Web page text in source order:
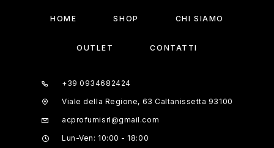
HOME SHOP CHI SIAMO
OUTLET CONTATTI
+39 0934682424
Viale della Regione, 63 Caltanissetta 93100
acprofumisrl@gmail.com
Lun-Ven: 10:00 - 18:00